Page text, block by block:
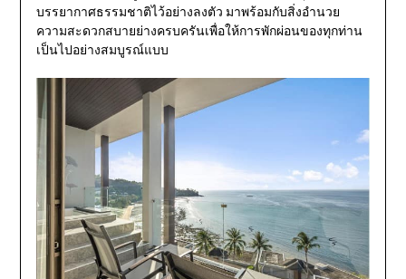
บรรยากาศธรรมชาติไว้อย่างลงตัว มาพร้อมกับสิ่งอำนวย
ความสะดวกสบายย่างครบครันเพื่อให้การพักผ่อนของทุกท่าน
เป็นไปอย่างสมบูรณ์แบบ